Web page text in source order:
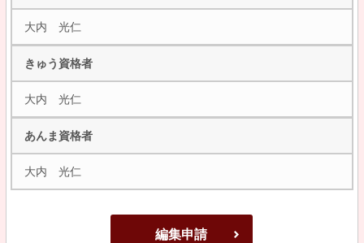
大内 光仁
きゅう資格者
大内 光仁
あんま資格者
大内 光仁
編集申請